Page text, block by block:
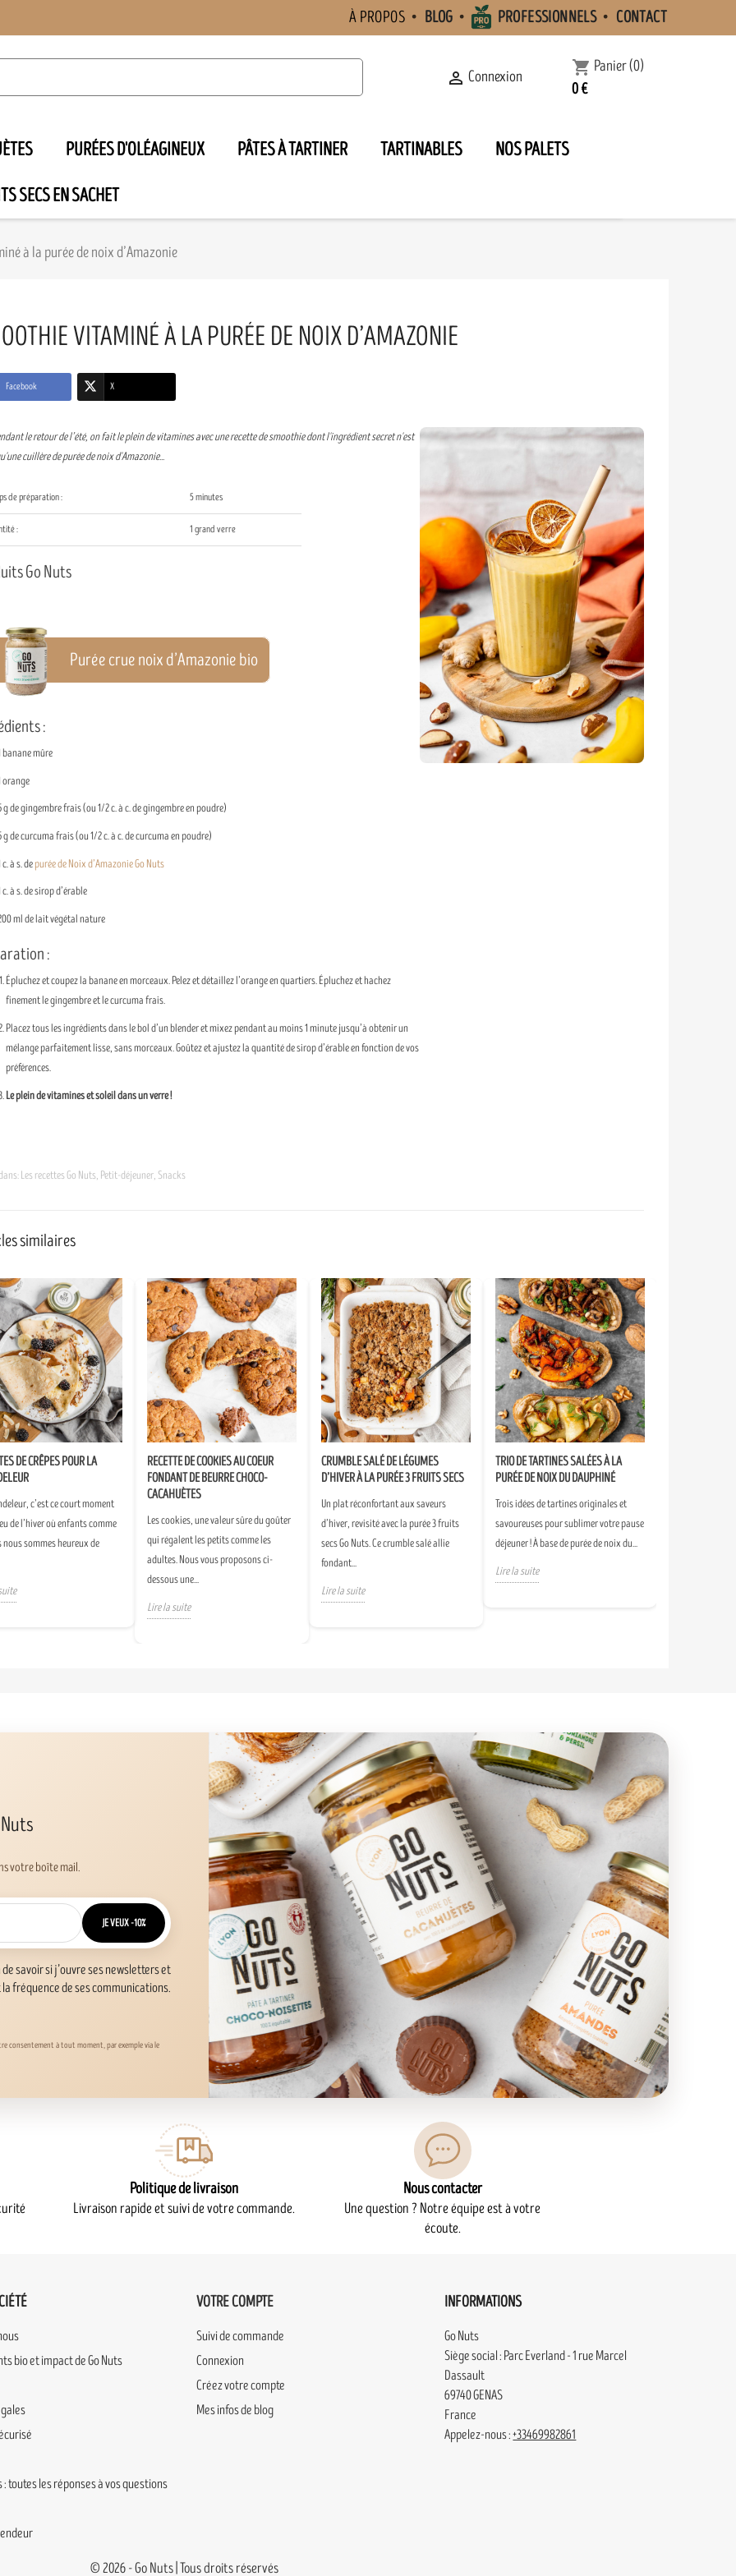
À PROPOS BLOG PROFESSIONNELS CONTACT
 Connexion shopping_cart Panier(0)
0 €
PURÉES D'OLÉAGINEUX PÂTES À TARTINER TARTINABLES
NOS PALETS
SECS EN SACHET
à la purée de noix d’Amazonie
VITAMINÉ À LA PURÉE DE NOIX D’AMAZONIE
Facebook X
le retour de l’été, on fait le plein de vitamines avec une recette de smoothie dont l'ingrédient secret n'est
cuillère de purée de noix d'Amazonie...
de préparation : 5 minutes
: 1 grand verre
Go Nuts
Purée crue noix d’Amazonie bio
:
banane mûre
orange
g de gingembre frais (ou 1/2 c. à c. de gingembre en poudre)
g de curcuma frais (ou 1/2 c. à c. de curcuma en poudre)
c. à s. depurée de Noix d’Amazonie Go Nuts
c. à s. de sirop d’érable
ml de lait végétal nature
:
Épluchez et coupez la banane en morceaux. Pelez et détaillez l’orange en quartiers. Épluchez et hachez
finement le gingembre et le curcuma frais.
Placez tous les ingrédients dans le bol d’un blender et mixez pendant au moins 1 minute jusqu’à obtenir un
mélange parfaitement lisse, sans morceaux. Goûtez et ajustez la quantité de sirop d’érable en fonction de vos
préférences.
Le plein de vitamines et soleil dans un verre !
Les recettes Go Nuts, Petit-déjeuner, Snacks
similaires
DE CRÊPES POUR LA
c’est ce court moment
de l’hiver où enfants comme
sommes heureux de
RECETTE DE COOKIES AU COEUR
FONDANT DE BEURRE CHOCO-
CACAHUÈTES
Les cookies, une valeur sûre du goûter
qui régalent les petits comme les
adultes. Nous vous proposons ci-
dessous une...
Lire la suite
CRUMBLE SALÉ DE LÉGUMES
D’HIVER À LA PURÉE 3 FRUITS SECS
Un plat réconfortant aux saveurs
d’hiver, revisité avec la purée 3 fruits
secs Go Nuts. Ce crumble salé allie
fondant...
Lire la suite
TRIO DE TARTINES SALÉES À LA
PURÉE DE NOIX DU DAUPHINÉ
Trois idées de tartines originales et
savoureuses pour sublimer votre pause
déjeuner ! À base de purée de noix du...
Lire la suite
votre boîte mail.
JE VEUX -10%
savoir si j’ouvre ses newsletters et
fréquence de ses communications.
consentement à tout moment, par exemple via le
Politique de livraison
Livraison rapide et suivi de votre commande.
Nous contacter
Une question ? Notre équipe est à votre
écoute.
bio et impact de Go Nuts
: toutes les réponses à vos questions
VOTRE COMPTE
Suivi de commande
Connexion
Créez votre compte
Mes infos de blog
INFORMATIONS
Go Nuts
Siège social : Parc Everland - 1 rue Marcel
Dassault
69740 GENAS
France
Appelez-nous :+33469982861
© 2026 - Go Nuts | Tous droits réservés